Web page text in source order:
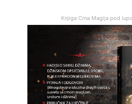
Knjiga Crna Magija pod